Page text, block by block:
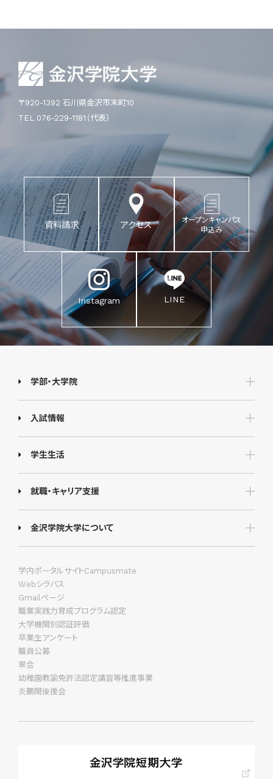
〒920-1392 石川県金沢市末町10
TEL 076-229-1181（代表）
資料請求 アクセス
オープンキャンパス
申込み
Instagram LINE
学部・大学院
入試情報
学生生活
就職・キャリア支援
金沢学院大学について
学内ポータルサイトCampusmate
Webシラバス
Gmailページ
職業実践力育成プログラム認定
大学機関別認証評価
卒業生アンケート
職員公募
翠会
幼稚園教諭免許法認定講習等推進事業
炎鵬関後援会